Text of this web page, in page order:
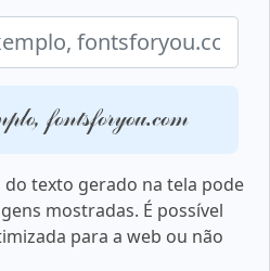
fontsforyou.com
texto gerado na tela pode
mostradas. É possível
para a web ou não